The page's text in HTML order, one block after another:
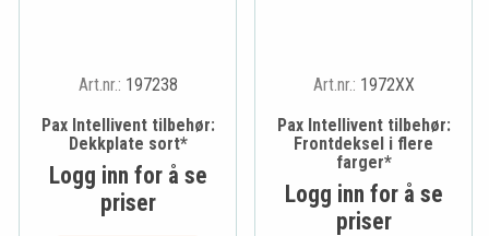
Art.nr.: 197238
Pax Intellivent tilbehør:
Dekkplate sort*
Logg inn for å se
priser
Art.nr.: 1972XX
Pax Intellivent tilbehør:
Frontdeksel i flere
farger*
Logg inn for å se
priser